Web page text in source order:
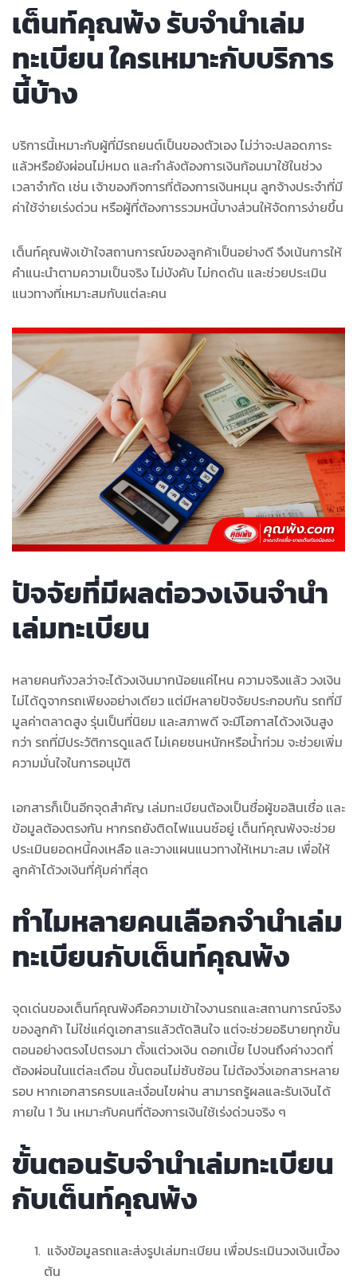
เต็นท์คุณพ้ง รับจำนำเล่ม
ทะเบียน ใครเหมาะกับบริการ
นี้บ้าง
บริการนี้เหมาะกับผู้ที่มีรถยนต์เป็นของตัวเอง ไม่ว่าจะปลอดภาระ
แล้วหรือยังผ่อนไม่หมด และกำลังต้องการเงินก้อนมาใช้ในช่วง
เวลาจำกัด เช่น เจ้าของกิจการที่ต้องการเงินหมุน ลูกจ้างประจำที่มี
ค่าใช้จ่ายเร่งด่วน หรือผู้ที่ต้องการรวมหนี้บางส่วนให้จัดการง่ายขึ้น
เต็นท์คุณพ้งเข้าใจสถานการณ์ของลูกค้าเป็นอย่างดี จึงเน้นการให้
คำแนะนำตามความเป็นจริง ไม่บังคับ ไม่กดดัน และช่วยประเมิน
แนวทางที่เหมาะสมกับแต่ละคน
ปัจจัยที่มีผลต่อวงเงินจำนำ
เล่มทะเบียน
หลายคนกังวลว่าจะได้วงเงินมากน้อยแค่ไหน ความจริงแล้ว วงเงิน
ไม่ได้ดูจากรถเพียงอย่างเดียว แต่มีหลายปัจจัยประกอบกัน รถที่มี
มูลค่าตลาดสูง รุ่นเป็นที่นิยม และสภาพดี จะมีโอกาสได้วงเงินสูง
กว่า รถที่มีประวัติการดูแลดี ไม่เคยชนหนักหรือน้ำท่วม จะช่วยเพิ่ม
ความมั่นใจในการอนุมัติ
เอกสารก็เป็นอีกจุดสำคัญ เล่มทะเบียนต้องเป็นชื่อผู้ขอสินเชื่อ และ
ข้อมูลต้องตรงกัน หากรถยังติดไฟแนนซ์อยู่ เต็นท์คุณพ้งจะช่วย
ประเมินยอดหนี้คงเหลือ และวางแผนแนวทางให้เหมาะสม เพื่อให้
ลูกค้าได้วงเงินที่คุ้มค่าที่สุด
ทำไมหลายคนเลือกจำนำเล่ม
ทะเบียนกับเต็นท์คุณพ้ง
จุดเด่นของเต็นท์คุณพ้งคือความเข้าใจงานรถและสถานการณ์จริง
ของลูกค้า ไม่ใช่แค่ดูเอกสารแล้วตัดสินใจ แต่จะช่วยอธิบายทุกขั้น
ตอนอย่างตรงไปตรงมา ตั้งแต่วงเงิน ดอกเบี้ย ไปจนถึงค่างวดที่
ต้องผ่อนในแต่ละเดือน ขั้นตอนไม่ซับซ้อน ไม่ต้องวิ่งเอกสารหลาย
รอบ หากเอกสารครบและเงื่อนไขผ่าน สามารถรู้ผลและรับเงินได้
ภายใน 1 วัน เหมาะกับคนที่ต้องการเงินใช้เร่งด่วนจริง ๆ
ขั้นตอนรับจำนำเล่มทะเบียน
กับเต็นท์คุณพ้ง
แจ้งข้อมูลรถและส่งรูปเล่มทะเบียน เพื่อประเมินวงเงินเบื้อง
ต้น